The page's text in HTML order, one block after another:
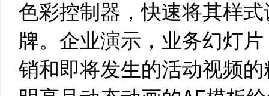
色彩控制器，快速将其样
牌。企业演示，业务幻灯
销和即将发生的活动视频